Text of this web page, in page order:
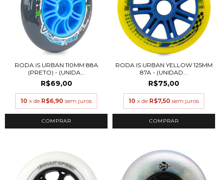
RODA IS URBAN 110MM 88A
(PRETO) - (UNIDA...
R$69,00
10 x de R$6,90 sem juros
COMPRAR
RODA IS URBAN YELLOW 125MM
87A - (UNIDAD...
R$75,00
10 x de R$7,50 sem juros